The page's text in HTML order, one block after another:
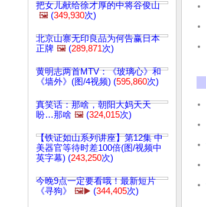
把女儿献给徐才厚的中将谷俊山
🖼️ (349,930次)
北京山寨无印良品为何告赢日本
正牌 🖼️ (289,871次)
黄明志两首MTV：《玻璃心》和
《墙外》(图/4视频) (595,860次)
真笑话：那啥，朝阳大妈天天
盼…那啥 🖼️ (324,015次)
【铁证如山系列讲座】第12集 中
美器官等待时差100倍(图/视频中
英字幕) (243,250次)
今晚9点一定要看哦！最新短片
《寻狗》
🖼️▶️ (344,405次)